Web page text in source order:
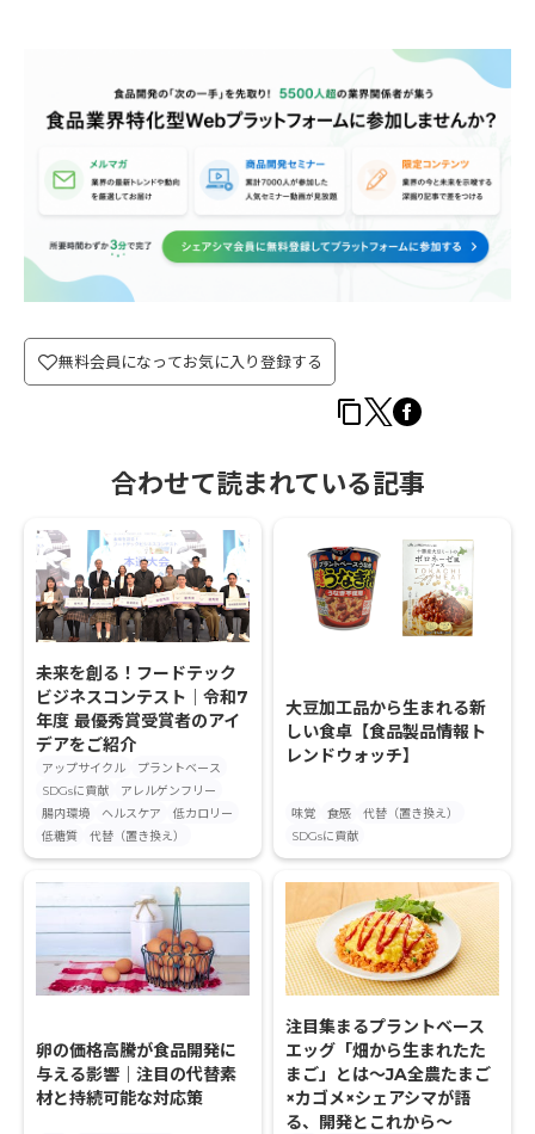
無料会員になってお気に入り登録する
合わせて読まれている記事
未来を創る！フードテック
ビジネスコンテスト｜令和7
年度 最優秀賞受賞者のアイ
デアをご紹介
アップサイクル
プラントベース
SDGsに貢献
アレルゲンフリー
腸内環境
ヘルスケア
低カロリー
低糖質
代替（置き換え）
大豆加工品から生まれる新
しい食卓【食品製品情報ト
レンドウォッチ】
味覚 食感
代替（置き換え）
SDGsに貢献
卵の価格高騰が食品開発に
与える影響｜注目の代替素
材と持続可能な対応策
注目集まるプラントベース
エッグ「畑から生まれたた
まご」とは～JA全農たまご
×カゴメ×シェアシマが語
る、開発とこれから～